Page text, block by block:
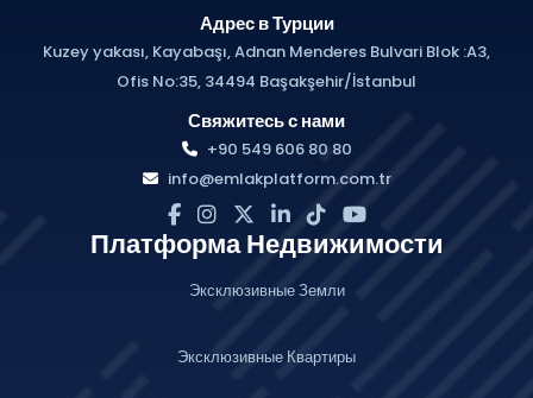
Адрес в Турции
Kuzey yakası, Kayabaşı, Adnan Menderes Bulvari Blok :A3,
Ofis No:35, 34494 Başakşehir/İstanbul
Свяжитесь с нами
+90 549 606 80 80
info@emlakplatform.com.tr
Платформа Недвижимости
Эксклюзивные Земли
Эксклюзивные Квартиры